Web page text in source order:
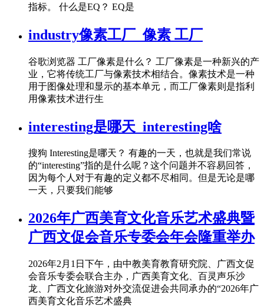
指标。 什么是EQ？ EQ是
industry像素工厂_像素 工厂
谷歌浏览器 工厂像素是什么？ 工厂像素是一种新兴的产
业，它将传统工厂与像素技术相结合。像素技术是一种
用于图像处理和显示的基本单元，而工厂像素则是指利
用像素技术进行生
interesting是哪天_interesting啥
搜狗 Interesting是哪天？ 有趣的一天，也就是我们常说
的“interesting”指的是什么呢？这个问题并不容易回答，
因为每个人对于有趣的定义都不尽相同。但是无论是哪
一天，只要我们能够
2026年广西美育文化音乐艺术盛典暨
广西文促会音乐专委会年会隆重举办
2026年2月1日下午，由中教美育教育研究院、广西文促
会音乐专委会联合主办，广西美育文化、百灵声乐沙
龙、广西文化旅游对外交流促进会共同承办的“2026年广
西美育文化音乐艺术盛典